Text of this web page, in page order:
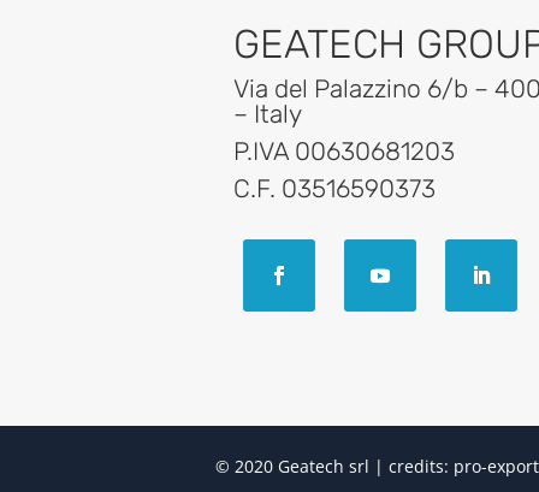
GEATECH
Via del Palazzino 6/b –
– Italy
P.IVA 00630681203
C.F. 03516590373
© 2020 Geatech srl | credits: pro-